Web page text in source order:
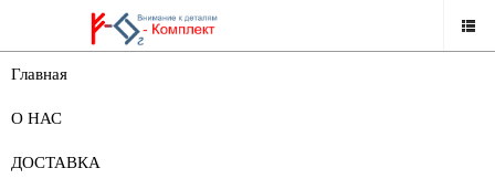
Главная
О НАС
ДОСТАВКА
НАШ КАТАЛОГ
ЗАПАСНЫЕ ЧАСТИ К СТАНКАМ